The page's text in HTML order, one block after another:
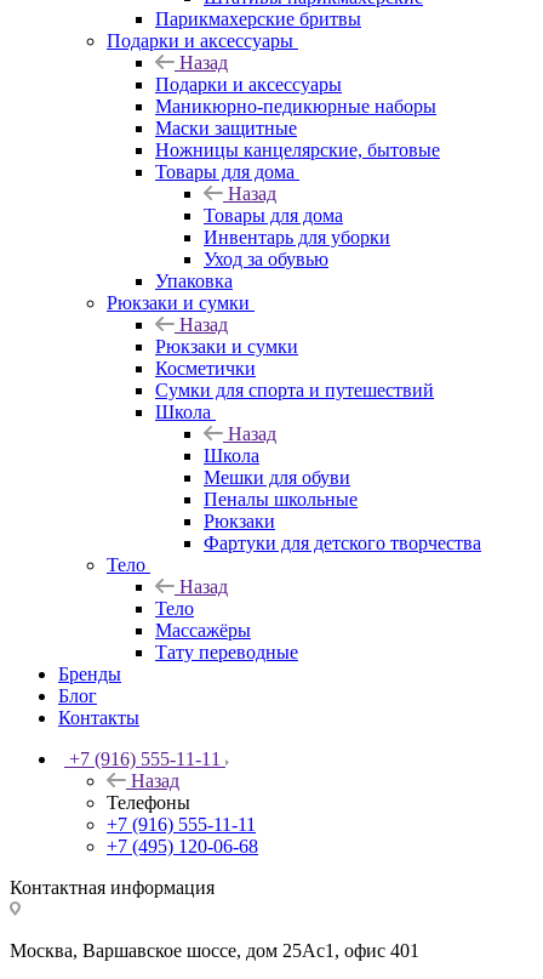
Парикмахерские бритвы
Подарки и аксессуары
Назад
Подарки и аксессуары
Маникюрно-педикюрные наборы
Маски защитные
Ножницы канцелярские, бытовые
Товары для дома
Назад
Товары для дома
Инвентарь для уборки
Уход за обувью
Упаковка
Рюкзаки и сумки
Назад
Рюкзаки и сумки
Косметички
Сумки для спорта и путешествий
Школа
Назад
Школа
Мешки для обуви
Пеналы школьные
Рюкзаки
Фартуки для детского творчества
Тело
Назад
Тело
Массажёры
Тату переводные
Бренды
Блог
Контакты
+7 (916) 555-11-11
Назад
Телефоны
+7 (916) 555-11-11
+7 (495) 120-06-68
Контактная информация
Москва, Варшавское шоссе, дом 25Аc1, офис 401